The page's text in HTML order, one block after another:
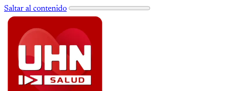
Saltar al contenido